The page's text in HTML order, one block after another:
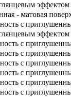
эффектом
- матовая
с
эффектом
с
с
с
с
с
с